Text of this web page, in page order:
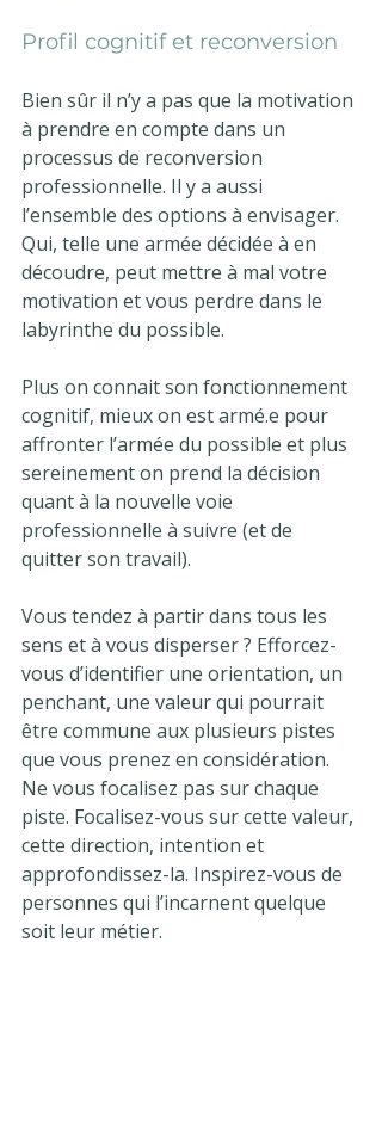
Profil cognitif et reconversion
Bien sûr il n’y a pas que la motivation
à prendre en compte dans un
processus de reconversion
professionnelle. Il y a aussi
l’ensemble des options à envisager.
Qui, telle une armée décidée à en
découdre, peut mettre à mal votre
motivation et vous perdre dans le
labyrinthe du possible.
Plus on connait son fonctionnement
cognitif, mieux on est armé.e pour
affronter l’armée du possible et plus
sereinement on prend la décision
quant à la nouvelle voie
professionnelle à suivre (et de
quitter son travail).
Vous tendez à partir dans tous les
sens et à vous disperser ? Efforcez-
vous d’identifier une orientation, un
penchant, une valeur qui pourrait
être commune aux plusieurs pistes
que vous prenez en considération.
Ne vous focalisez pas sur chaque
piste. Focalisez-vous sur cette valeur,
cette direction, intention et
approfondissez-la. Inspirez-vous de
personnes qui l’incarnent quelque
soit leur métier.